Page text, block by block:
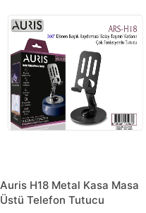
Auris H18 Metal Kasa Masa
Üstü Telefon Tutucu